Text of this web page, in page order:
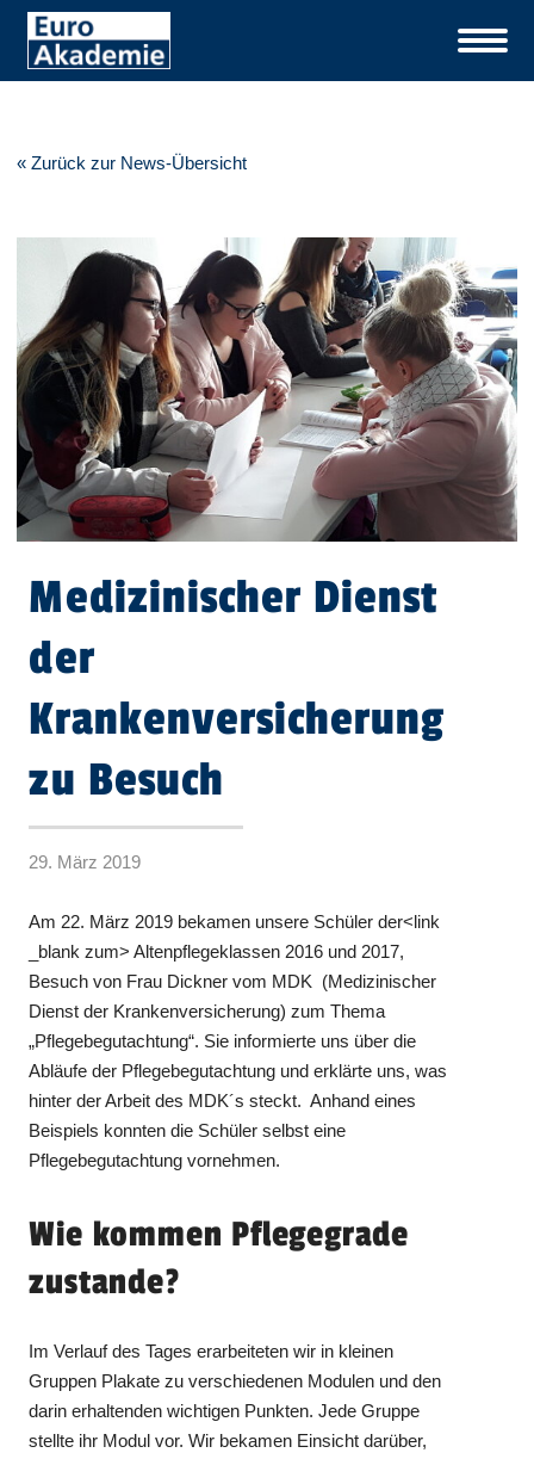
« Zurück zur News-Übersicht
Medizinischer Dienst
der
Krankenversicherung
zu Besuch
29. März 2019
Am 22. März 2019 bekamen unsere Schüler der<link
_blank zum> Altenpflegeklassen 2016 und 2017,
Besuch von Frau Dickner vom MDK (Medizinischer
Dienst der Krankenversicherung) zum Thema
„Pflegebegutachtung“. Sie informierte uns über die
Abläufe der Pflegebegutachtung und erklärte uns, was
hinter der Arbeit des MDK´s steckt. Anhand eines
Beispiels konnten die Schüler selbst eine
Pflegebegutachtung vornehmen.
Wie kommen Pflegegrade
zustande?
Im Verlauf des Tages erarbeiteten wir in kleinen
Gruppen Plakate zu verschiedenen Modulen und den
darin erhaltenden wichtigen Punkten. Jede Gruppe
stellte ihr Modul vor. Wir bekamen Einsicht darüber,